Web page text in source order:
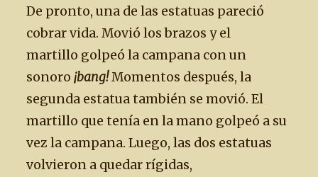
De pronto, una de las estatuas pareció
cobrar vida. Movió los brazos y el
martillo golpeó la campana con un
sonoro ¡bang!Momentos después, la
segunda estatua también se movió. El
martillo que tenía en la mano golpeó a su
vez la campana. Luego, las dos estatuas
volvieron a quedar rígidas,